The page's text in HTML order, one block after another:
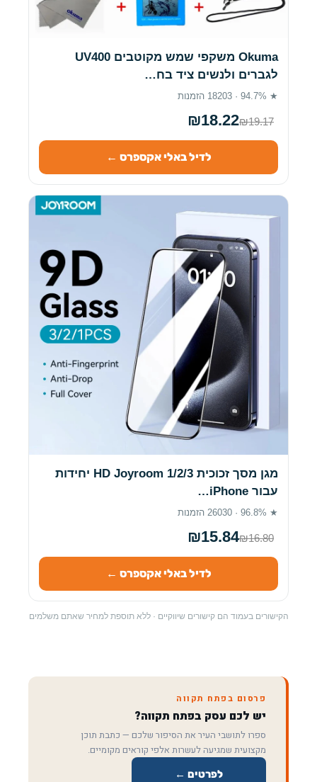
Okuma משקפי שמש מקוטבים UV400
לגברים ולנשים ציד בח…
★ 94.7% · 18203 הזמנות
₪18.22₪19.17
לדיל באלי אקספרס ←
מגן מסך זכוכית HD Joyroom 1/2/3 יחידות
עבור iPhone…
★ 96.8% · 26030 הזמנות
₪15.84₪16.80
לדיל באלי אקספרס ←
הקישורים בעמוד הם קישורים שיווקיים · ללא תוספת למחיר שאתם משלמים
פרסום בפתח תקווה
יש לכם עסק בפתח תקווה?
ספרו לתושבי העיר את הסיפור שלכם — כתבת תוכן
מקצועית שמגיעה לעשרות אלפי קוראים מקומיים.
לפרטים ←